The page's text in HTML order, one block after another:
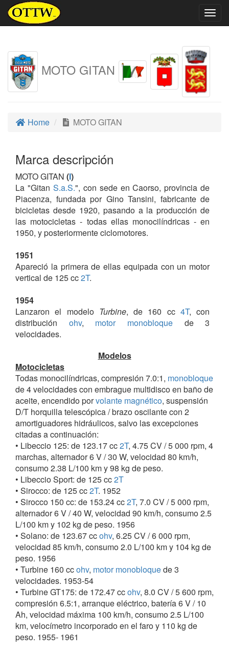
MOTO GITAN
Home MOTO GITAN
Marca descripción
MOTO GITAN (I)
La "Gitan S.a.S.", con sede en Caorso, provincia de
Piacenza, fundada por Gino Tansini, fabricante de
bicicletas desde 1920, pasando a la producción de
las motocicletas - todas ellas monocilíndricas - en
1950, y posteriormente ciclomotores.
1951
Apareció la primera de ellas equipada con un motor
vertical de 125 cc2T.
1954
Lanzaron el modelo Turbine, de 160 cc 4T, con
distribución ohv, motor monobloquede 3
velocidades.
Entró en producción la
características que el anterior, pero con 4 velocidades
1956
La 125 se substituyó por el modeloSiroccode 150 cc
2T. Apareció el primer ciclomotor modeloGrillocon
motor VAP de 48 cc
presentaron en el EICMAde Milán, un nuevo modelo
de motocicleta, laSolanode 125 cc4T.
1960
Hasta ese año la firma mantuvo en catálogo diversos
modelos de ciclomotores con alguna modificación de
detalle, entre los cuales destacó el Grillo Veloce, pero
también prosiguieron fabricando motocicletas ligeras,
ampliándose la gama con el modeloLibecciode 125
cc, 4 marchas;Libeccio Sport, ySolanode 125 cc
ohvcon válvulas comandadas por
y balancines, conmotor monobloquetambién de 4
velocidades.
1961
Apareció un ciclomotor con transmisión por rodillo,
cambio automático de 2 velocidades
Modelos
Motocicletas
Todas monocilíndricas, compresión 7.0:1, monobloque
de 4 velocidades con embrague multidisco en baño de
aceite, encendido porvolante magnético, suspensión
D/T horquilla telescópica / brazo oscilante con 2
amortiguadores hidráulicos, salvo las excepciones
citadas a continuación:
• Libeccio 125: de 123.17 cc2T, 4.75 CV / 5 000 rpm, 4
marchas, alternador 6 V / 30 W, velocidad 80 km/h,
consumo 2.38 L/100 km y 98 kg de peso.
• Libeccio Sport: de 125 cc2T
• Sirocco: de 125 cc2T. 1952
• Sirocco 150 cc: de 153.24 cc2T, 7.0 CV / 5 000 rpm,
alternador 6 V / 40 W, velocidad 90 km/h, consumo 2.5
L/100 km y 102 kg de peso. 1956
• Solano: de 123.67 ccohv, 6.25 CV / 6 000 rpm,
velocidad 85 km/h, consumo 2.0 L/100 km y 104 kg de
peso. 1956
• Turbine 160 ccohv, motor monobloquede 3
velocidades. 1953-54
• Turbine GT175: de 172.47 ccohv, 8.0 CV / 5 600 rpm,
compresión 6.5:1, arranque eléctrico, batería 6 V / 10
Ah, velocidad máxima 100 km/h, consumo 2.5 L/100
km, velocímetro incorporado en el faro y 110 kg de
peso. 1955- 1961